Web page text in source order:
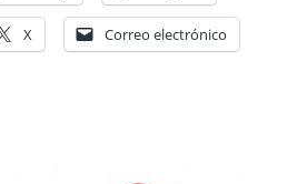
X Correo electrónico